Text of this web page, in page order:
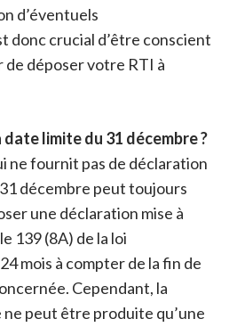
d’éventuels
donc crucial d’être conscient
de déposer votre RTI à
limite du 31 décembre ?
ne fournit pas de déclaration
décembre peut toujours
une déclaration mise à
139 (8A) de la loi
mois à compter de la fin de
Cependant, la
peut être produite qu’une